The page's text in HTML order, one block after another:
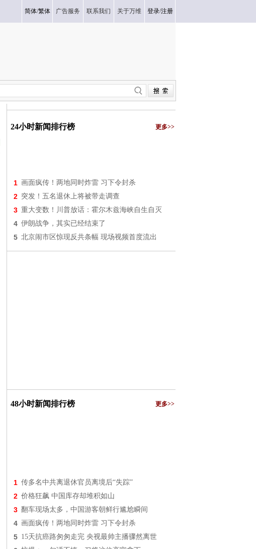
简体/繁体 广告服务 联系我们 关于万维 登录/注册
24小时新闻排行榜 更多>>
1 画面疯传！两地同时炸雷 习下令封杀
2 突发！五名退休上将被带走调查
3 重大变数！川普放话：霍尔木兹海峡自生自灭
4 伊朗战争，其实已经结束了
5 北京闹市区惊现反共条幅 现场视频首度流出
48小时新闻排行榜 更多>>
1 传多名中共离退休官员离境后“失踪”
2 价格狂飙 中国库存却堆积如山
3 翻车现场太多，中国游客朝鲜行尴尬瞬间
4 画面疯传！两地同时炸雷 习下令封杀
5 15天抗癌路匆匆走完 央视最帅主播骤然离世